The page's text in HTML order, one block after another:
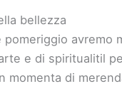
bellezza
pomeriggio avremo
e di spiritualitil
momenta di